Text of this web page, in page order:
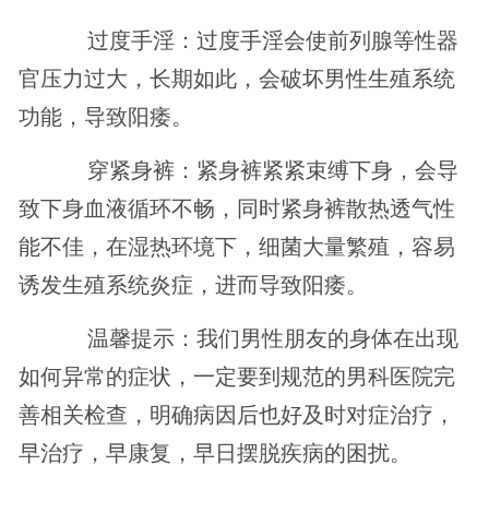
过度手淫：过度手淫会使前列腺等性器
官压力过大，长期如此，会破坏男性生殖系统
功能，导致阳痿。
穿紧身裤：紧身裤紧紧束缚下身，会导
致下身血液循环不畅，同时紧身裤散热透气性
能不佳，在湿热环境下，细菌大量繁殖，容易
诱发生殖系统炎症，进而导致阳痿。
温馨提示：我们男性朋友的身体在出现
如何异常的症状，一定要到规范的男科医院完
善相关检查，明确病因后也好及时对症治疗，
早治疗，早康复，早日摆脱疾病的困扰。